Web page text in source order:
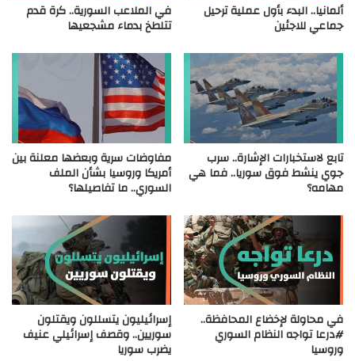
ألمانيا.. البدء بأول عملية ترحيل
جماعي للاجئين
في الملاعب السورية.. كرة قدم
تتلطخ بدماء مشجعيها
تابع لاستخبارات الإشارة.. سرب
جوي ينشط فوق سوريا.. فما هي
مهامه؟
مفاوضات سرية وبعضها معلنة بين
أمريكا وروسيا بشأن الملف
السوري.. ما تفاصيلها؟
في محاولة لإخضاع المحافظة..
#درعا تواجه النظام السوري
وروسيا
إسرائيليون يتسللون ويقتلون
سوريين.. وقصف إسرائيلي عنيف
يضرب سوريا